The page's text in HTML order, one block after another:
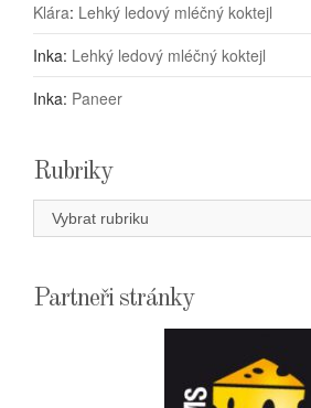
Klára: Lehký ledový mléčný koktejl
Inka: Lehký ledový mléčný koktejl
Inka: Paneer
Rubriky
Rubriky
Partneři stránky